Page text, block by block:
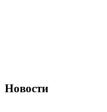
Новости